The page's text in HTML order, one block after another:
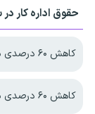
حقوق اداره کار در
کاهش ۶۰ درصدی دریافتی حقوق بازنشستگان دولت
کاهش ۶۰ درصدی دریافتی حقوق بازنشستگان دولت